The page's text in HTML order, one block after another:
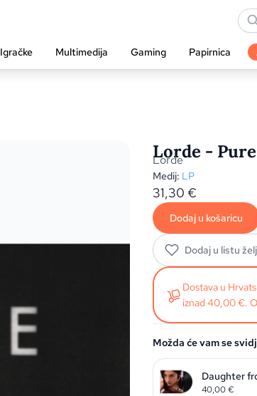
Igračke Multimedija Gaming Papirnica
Lorde -
Lorde
Medij: LP
31,30 €
Dodaj u košaricu
Dodaj u listu
Dostava u
iznad 40,00 €.
Možda će vam se
Daughter
40,00€